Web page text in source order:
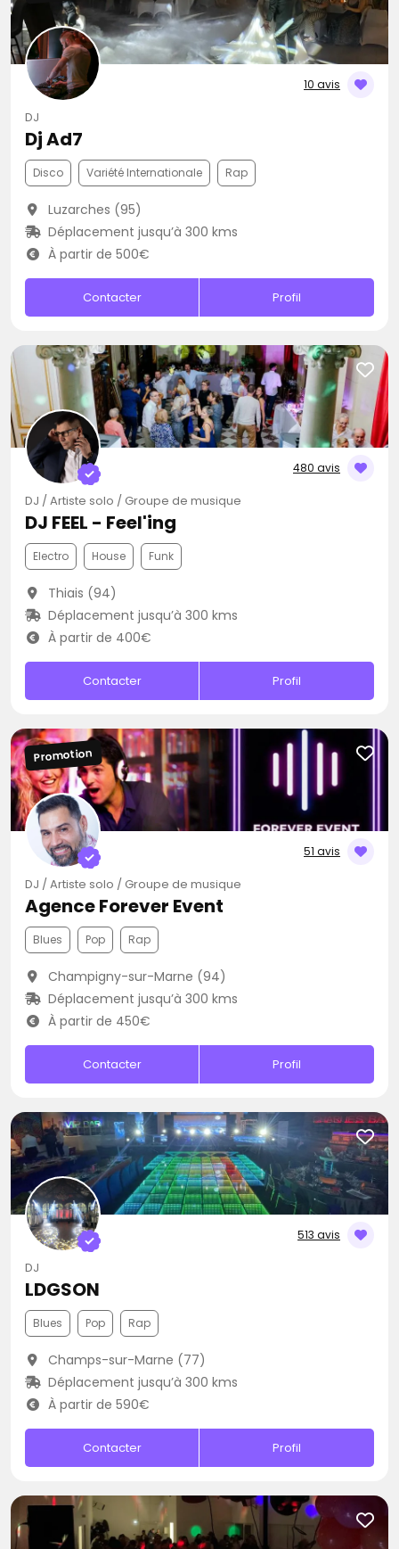
10 avis
DJ
Dj Ad7
Disco Variété Internationale Rap
Luzarches (95)
Déplacement jusqu’à 300 kms
À partir de 500€
Contacter Profil
480 avis
DJ / Artiste solo / Groupe de musique
DJ FEEL - Feel'ing
Electro House Funk
Thiais (94)
Déplacement jusqu’à 300 kms
À partir de 400€
Contacter Profil
51 avis
Promotion
DJ / Artiste solo / Groupe de musique
Agence Forever Event
Blues Pop Rap
Champigny-sur-Marne (94)
Déplacement jusqu’à 300 kms
À partir de 450€
Contacter Profil
513 avis
DJ
LDGSON
Blues Pop Rap
Champs-sur-Marne (77)
Déplacement jusqu’à 300 kms
À partir de 590€
Contacter Profil